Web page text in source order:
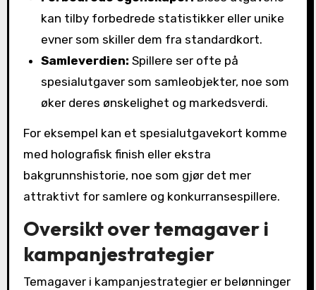
kan tilby forbedrede statistikker eller unike
evner som skiller dem fra standardkort.
Samleverdien: Spillere ser ofte på
spesialutgaver som samleobjekter, noe som
øker deres ønskelighet og markedsverdi.
For eksempel kan et spesialutgavekort komme
med holografisk finish eller ekstra
bakgrunnshistorie, noe som gjør det mer
attraktivt for samlere og konkurransespillere.
Oversikt over temagaver i
kampanjestrategier
Temagaver i kampanjestrategier er belønninger